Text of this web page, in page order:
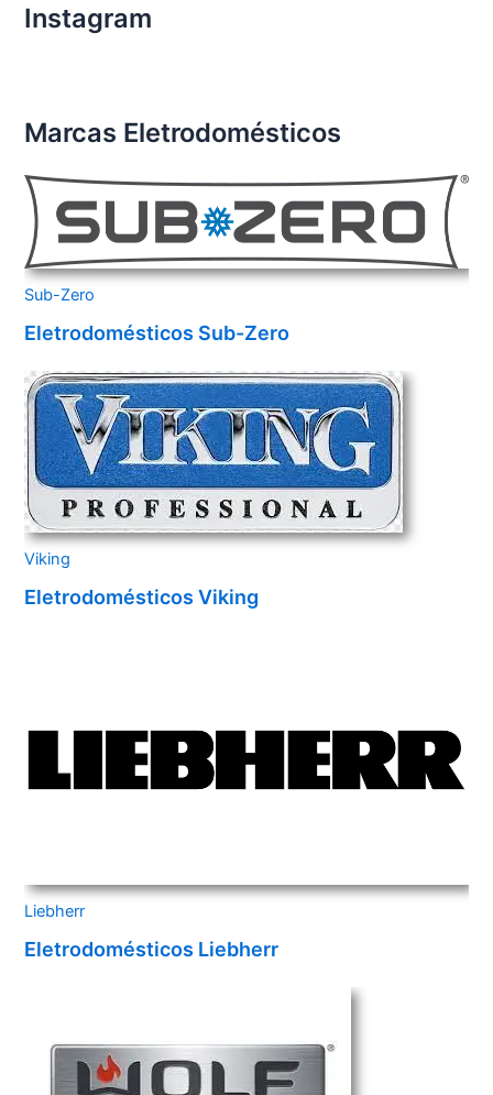
Instagram
Marcas Eletrodomésticos
Sub-Zero
Eletrodomésticos Sub-Zero
Viking
Eletrodomésticos Viking
Liebherr
Eletrodomésticos Liebherr